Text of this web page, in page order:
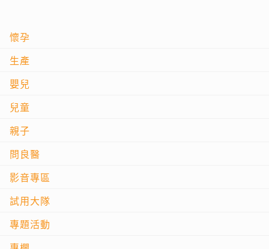
懷孕
生產
嬰兒
兒童
親子
問良醫
影音專區
試用大隊
專題活動